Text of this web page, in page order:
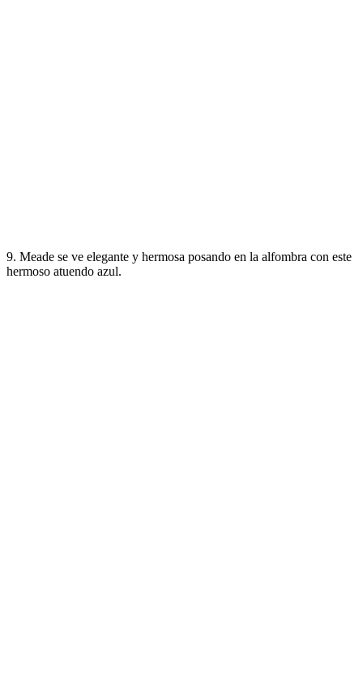
9. Meade se ve elegante y hermosa posando en la alfombra con este
hermoso atuendo azul.